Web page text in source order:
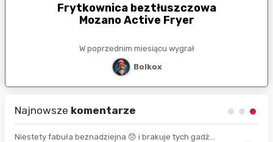
Frytkownica beztłuszczowa
Mozano Active Fryer
W poprzednim miesiącu wygrał
Bolkox
Najnowsze komentarze
Niestety fabuła beznadziejna 😞 i brakuje tych gadż...